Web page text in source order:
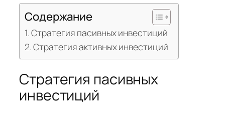
Содержание
Стратегия пасивных инвестиций
Стратегия активных инвестиций
Стратегия пасивных
инвестиций